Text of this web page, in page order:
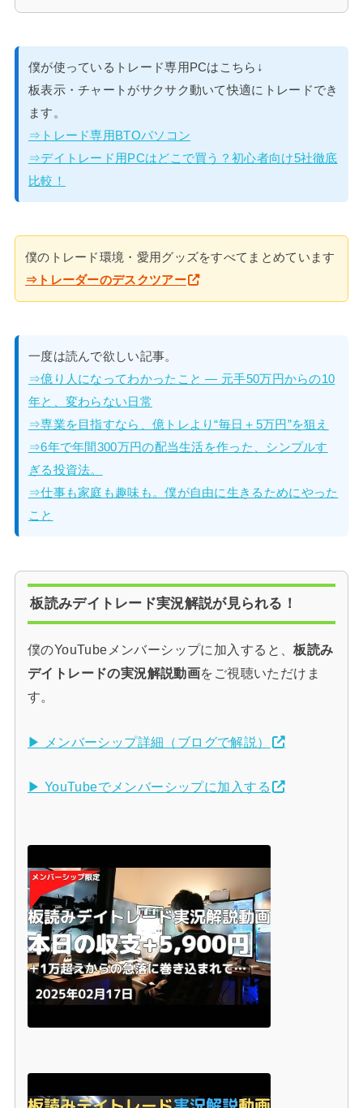
僕が使っているトレード専用PCはこちら↓
板表示・チャートがサクサク動いて快適にトレードでき
ます。
⇒トレード専用BTOパソコン
⇒デイトレード用PCはどこで買う？初心者向け5社徹底
比較！
僕のトレード環境・愛用グッズをすべてまとめています
⇒トレーダーのデスクツアー
一度は読んで欲しい記事。
⇒億り人になってわかったこと — 元手50万円からの10
年と、変わらない日常
⇒専業を目指すなら、億トレより“毎日＋5万円”を狙え
⇒6年で年間300万円の配当生活を作った、シンプルす
ぎる投資法。
⇒仕事も家庭も趣味も。僕が自由に生きるためにやった
こと
板読みデイトレード実況解説が見られる！
僕のYouTubeメンバーシップに加入すると、板読み
デイトレードの実況解説動画をご視聴いただけま
す。
▶ メンバーシップ詳細（ブログで解説）
▶ YouTubeでメンバーシップに加入する